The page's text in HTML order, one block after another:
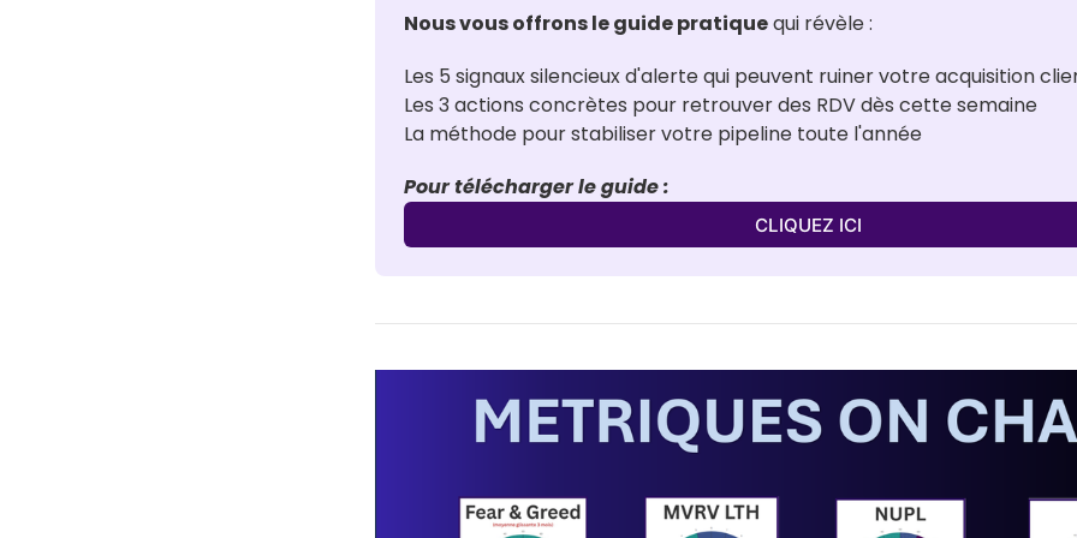
Nous vous offrons le guide pratique qui révèle :
Les 5 signaux silencieux d'alerte qui peuvent ruiner votre acquisition
Les 3 actions concrètes pour retrouver des RDV dès cette semaine
La méthode pour stabiliser votre pipeline toute l'année
Pour télécharger le guide :
CLIQUEZ ICI